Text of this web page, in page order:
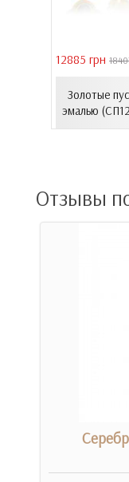
12885 грн
Золотые
эмалью
Отзывы